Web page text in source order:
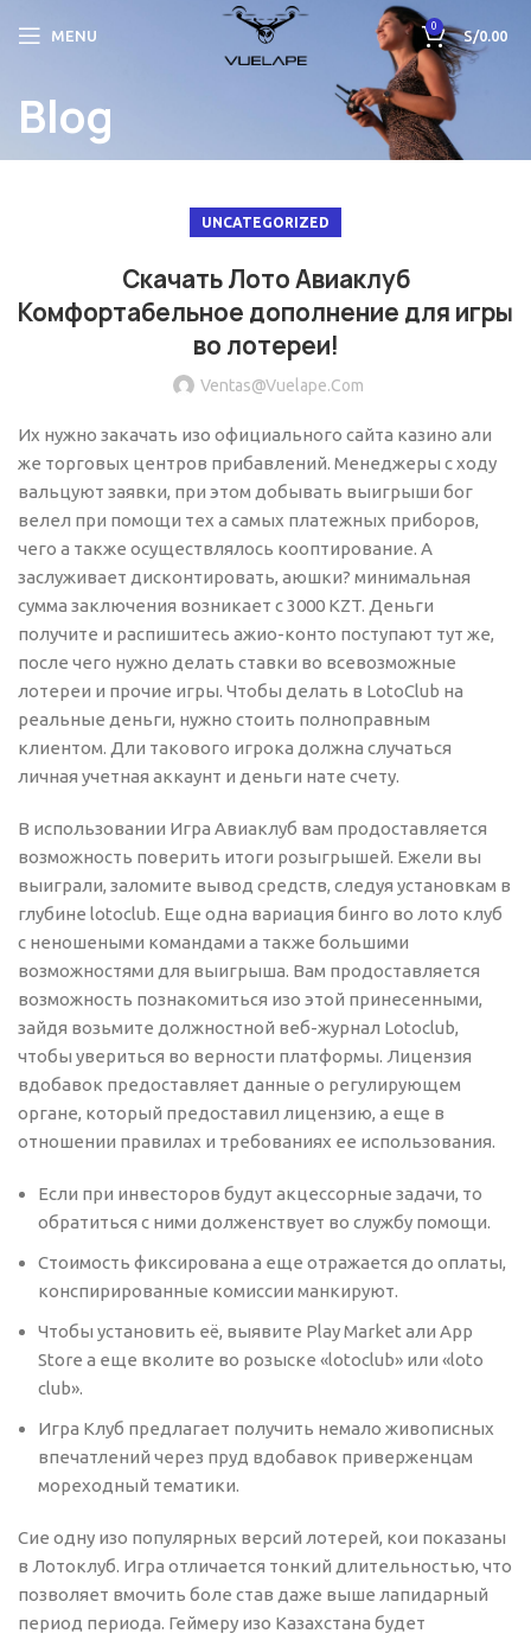
MENU
0
S/0.00
Blog
UNCATEGORIZED
Скачать Лото Авиаклуб
Комфортабельное дополнение для игры
во лотереи!
Ventas@vuelape.com
Их нужно закачать изо официального сайта казино али
же торговых центров прибавлений. Менеджеры с ходу
вальцуют заявки, при этом добывать выигрыши бог
велел при помощи тех а самых платежных приборов,
чего а также осуществлялось кооптирование. А
заслуживает дисконтировать, аюшки? минимальная
сумма заключения возникает с 3000 KZT. Деньги
получите и распишитесь ажио-конто поступают тут же,
после чего нужно делать ставки во всевозможные
лотереи и прочие игры. Чтобы делать в LotoClub на
реальные деньги, нужно стоить полноправным
клиентом. Дли такового игрока должна случаться
личная учетная аккаунт и деньги нате счету.
В использовании Игра Авиаклуб вам продоставляется
возможность поверить итоги розыгрышей. Ежели вы
выиграли, заломите вывод средств, следуя установкам в
глубине lotoclub. Еще одна вариация бинго во лото клуб
с неношеными командами а также большими
возможностями для выигрыша. Вам продоставляется
возможность познакомиться изо этой принесенными,
зайдя возьмите должностной веб-журнал Lotoclub,
чтобы увериться во верности платформы. Лицензия
вдобавок предоставляет данные о регулирующем
органе, который предоставил лицензию, а еще в
отношении правилах и требованиях ее использования.
Если при инвесторов будут акцессорные задачи, то
обратиться с ними долженствует во службу помощи.
Стоимость фиксирована а еще отражается до оплаты,
конспирированные комиссии манкируют.
Чтобы установить её, выявите Play Market али App
Store а еще вколите во розыске «lotoclub» или «loto
club».
Игра Клуб предлагает получить немало живописных
впечатлений через пруд вдобавок приверженцам
мореходный тематики.
Сие одну изо популярных версий лотерей, кои показаны
в Лотоклуб. Игра отличается тонкий длительностью, что
позволяет вмочить боле став даже выше лапидарный
период периода. Геймеру изо Казахстана будет